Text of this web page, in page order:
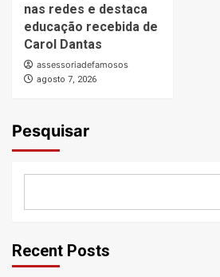
nas redes e destaca
educação recebida de
Carol Dantas
assessoriadefamosos
agosto 7, 2026
Pesquisar
Recent Posts